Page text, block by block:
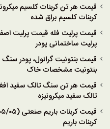
کربنات کلسیم براق شده
پرلیت ساختمانی پودر
بنتونیت مشخصات خاک
تالک سفید میکرونیزه
کربنات باریم